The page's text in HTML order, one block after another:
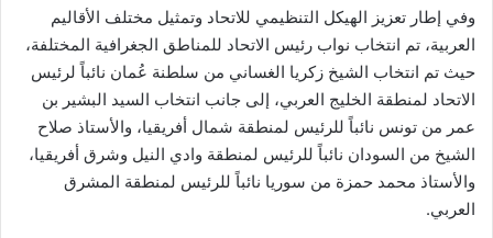
وفي إطار تعزيز الهيكل التنظيمي للاتحاد وتمثيل مختلف الأقاليم
العربية، تم انتخاب نواب رئيس الاتحاد للمناطق الجغرافية المختلفة،
حيث تم انتخاب الشيخ زكريا الغساني من سلطنة عُمان نائباً لرئيس
الاتحاد لمنطقة الخليج العربي، إلى جانب انتخاب السيد البشير بن
عمر من تونس نائباً للرئيس لمنطقة شمال أفريقيا، والأستاذ صلاح
الشيخ من السودان نائباً للرئيس لمنطقة وادي النيل وشرق أفريقيا،
والأستاذ محمد حمزة من سوريا نائباً للرئيس لمنطقة المشرق
العربي.